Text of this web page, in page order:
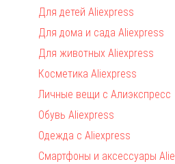
Для детей Aliexpress
Для дома и сада Aliexpress
Для животных Aliexpress
Косметика Aliexpress
Личные вещи с Алиэкспресс
Обувь Aliexpress
Одежда с Aliexpress
Смартфоны и аксессуары